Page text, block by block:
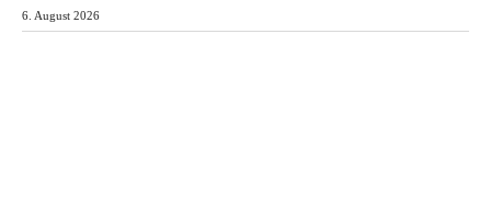
6. August 2026